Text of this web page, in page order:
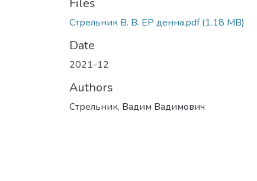
Files
Стрельник В. В. ЕР денна.pdf(1.18 MB)
Date
2021-12
Authors
Стрельник, Вадим Вадимович